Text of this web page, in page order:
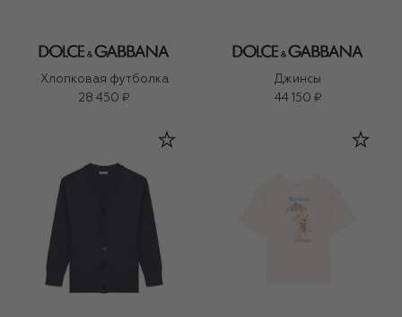
Хлопковая футболка
28 450 ₽
Джинсы
44 150 ₽